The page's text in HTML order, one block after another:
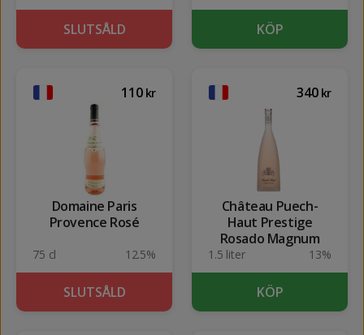
SLUTSÅLD KÖP
110 kr
Domaine Paris
Provence Rosé
75 cl 12.5%
SLUTSÅLD
340 kr
Château Puech-
Haut Prestige
Rosado Magnum
1.5 liter 13%
KÖP